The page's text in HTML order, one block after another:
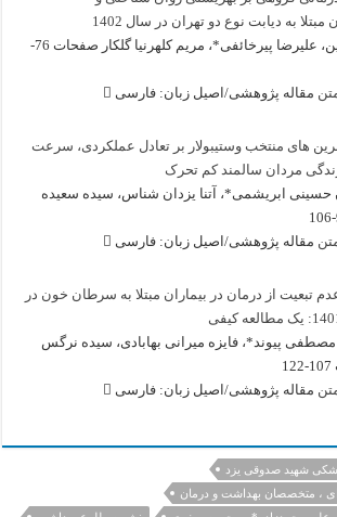
به دیابت نوع دو تهران در سال 1402
علیرضا پیرخائفی*، مریم کلهرنیا گلکار
صفحات 76-
مقاله پژوهشی/اصیل زبان: فارسی
های منتخب وستیبولار بر تعادل عملکردی، سرعت
مردان سالمند کم تحرک
حسینی ابریشمی*، آتنا یزدان شناس، سیده سعیده
مقاله پژوهشی/اصیل زبان: فارسی
تبعیت از درمان در بیماران مبتلا به سرطان خون در
مصطفی پیوند*، فایزه میرانی بهابادی، سیده نرگس
مقاله پژوهشی/اصیل زبان: فارسی
شهید صدوقی یزد
، متخصصان بهداشت و درمان